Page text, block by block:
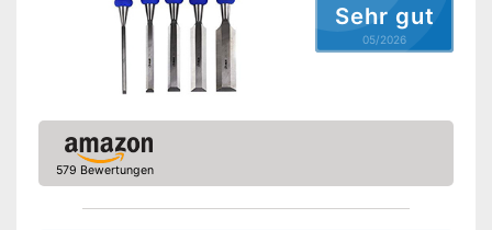
Sehr gut
05/2026
579 Bewertungen